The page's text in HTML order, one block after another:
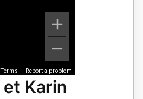
Terms Report a problem
Karin